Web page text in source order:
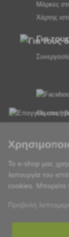
Μάρκες
Χάρτης
Για
Θα σας
Παράδοση
Το e-shop μας
λειτουργία του
cookies. Μπορείτε